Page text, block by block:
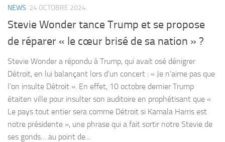
NEWS 24 OCTOBRE 2024
Stevie Wonder tance Trump et se propose
de réparer « le cœur brisé de sa nation » ?
Stevie Wonder a répondu à Trump, qui avait osé dénigrer
Détroit, en lui balançant lors d’un concert : « Je n’aime pas que
l’on insulte Détroit ». En effet, 10 octobre dernier Trump
étaiten ville pour insulter son auditoire en prophétisant que «
Le pays tout entier sera comme Détroit si Kamala Harris est
notre présidente », une phrase qui a fait sortir notre Stevie de
ses gonds… au point de...